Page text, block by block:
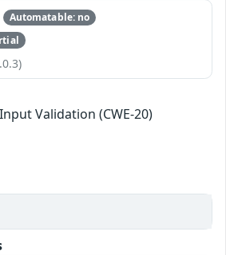
Automatable: no
Validation (CWE-20)